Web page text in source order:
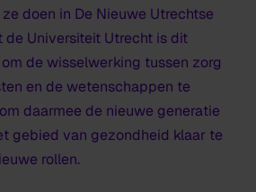
doen in De Nieuwe Utrechtse
de Universiteit Utrecht is dit
de wisselwerking tussen zorg
en de wetenschappen te
daarmee de nieuwe generatie
gebied van gezondheid klaar te
rollen.